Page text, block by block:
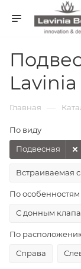
Главная —
По виду
Подвесная
Встраиваемая
По особенностям
С донным
По
Справа